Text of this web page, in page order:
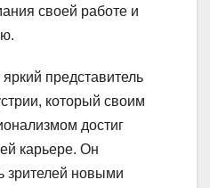
своей работе и
представитель
который своим
достиг
карьере. Он
зрителей новыми